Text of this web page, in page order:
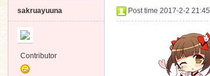
sakruayuuna
Contributor
Post time 2017-2-2 21:45